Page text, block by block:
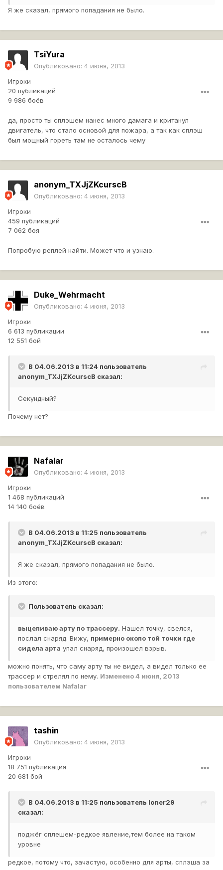
Я же сказал, прямого попадания не было.
TsiYura
Опубликовано: 4 июня, 2013
Игроки
20 публикаций
9 986 боёв
да, просто ты сплэшем нанес много дамага и кританул
двигатель, что стало основой для пожара, а так как сплэш
был мощный гореть там не осталось чему
anonym_TXJjZKcurscB
Опубликовано: 4 июня, 2013
Игроки
459 публикаций
7 062 боя
Попробую реплей найти. Может что и узнаю.
Duke_Wehrmacht
Опубликовано: 4 июня, 2013
Игроки
6 613 публикации
12 551 бой
В 04.06.2013 в 11:24 пользователь
anonym_TXJjZKcurscB сказал:
Секундный?
Почему нет?
Nafalar
Опубликовано: 4 июня, 2013
Игроки
1 468 публикаций
14 140 боёв
В 04.06.2013 в 11:25 пользователь
anonym_TXJjZKcurscB сказал:
Я же сказал, прямого попадания не было.
Из этого:
Пользователь сказал:
выцеливаю арту по трассеру. Нашел точку, свелся,
послал снаряд. Вижу, примерно около той точки где
сидела арта упал снаряд, произошел взрыв.
можно понять, что саму арту ты не видел, а видел только ее
трассер и стрелял по нему. Изменено4 июня, 2013
пользователем Nafalar
tashin
Опубликовано: 4 июня, 2013
Игроки
18 751 публикация
20 681 бой
В 04.06.2013 в 11:25 пользователь loner29
сказал:
поджёг сплешем-редкое явление,тем более на таком
уровне
редкое, потому что, зачастую, особенно для арты, сплэша за